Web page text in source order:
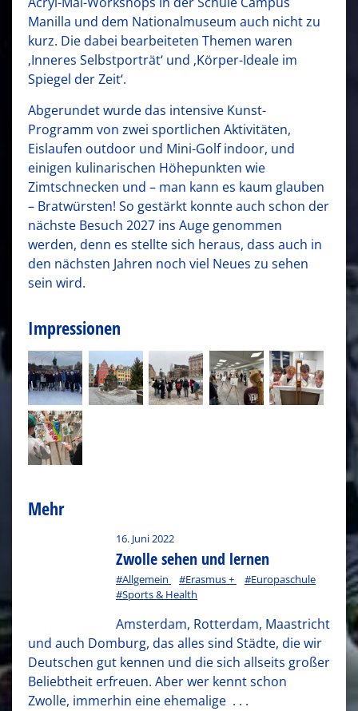
Manilla und dem Nationalmuseum auch nicht zu
kurz. Die dabei bearbeiteten Themen waren
‚Inneres Selbstporträt‘ und ‚Körper-Ideale im
Spiegel der Zeit‘.
Abgerundet wurde das intensive Kunst-
Programm von zwei sportlichen Aktivitäten,
Eislaufen outdoor und Mini-Golf indoor, und
einigen kulinarischen Höhepunkten wie
Zimtschnecken und – man kann es kaum glauben
– Bratwürsten! So gestärkt konnte auch schon der
nächste Besuch 2027 ins Auge genommen
werden, denn es stellte sich heraus, dass auch in
den nächsten Jahren noch viel Neues zu sehen
sein wird.
Impressionen
Mehr
16. Juni 2022
Zwolle sehen und lernen
#Allgemein #Erasmus +
#Europaschule
#Sports & Health
Amsterdam, Rotterdam, Maastricht
und auch Domburg, das alles sind Städte, die wir
Deutschen gut kennen und die sich allseits großer
Beliebtheit erfreuen. Aber wer kennt schon
Zwolle, immerhin eine ehemalige . . .